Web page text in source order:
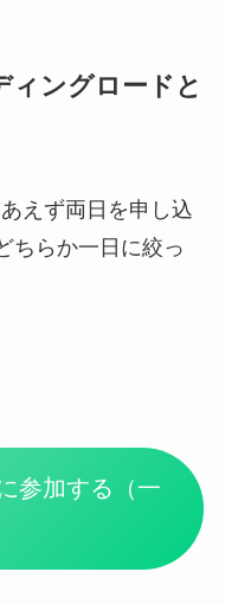
ィングロードと
えず両日を申し込
ちらか一日に絞っ
参加する（一